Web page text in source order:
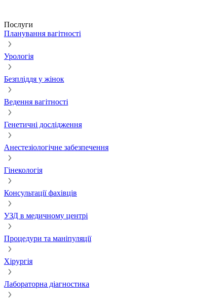
Послуги
Планування вагітності
Урологія
Безпліддя у жінок
Ведення вагітності
Генетичні дослідження
Анестезіологічне забезпечення
Гінекологія
Консультації фахівців
УЗД в медичному центрі
Процедури та маніпуляції
Хірургія
Лабораторна діагностика